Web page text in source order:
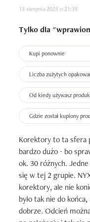
13 sierpnia 2025 o 21:35
Tylko dla
Kupi ponownie
Liczba zużytych
Od kiedy używasz
Gdzie został kupiony
Korektory to ta sfera
bardzo dużo - bo
ok. 30 różnych.
się w tej 2 grupie.
korektory, ale nie
było tak nie do
dobrze. Odcień